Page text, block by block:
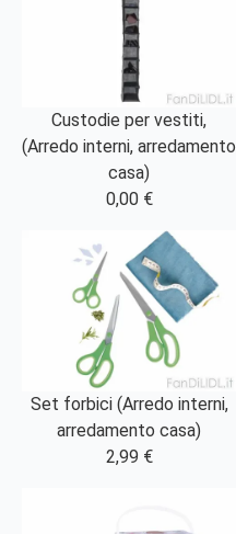
Custodie per vestiti,
(Arredo interni, arredamento
casa)
0,00 €
Set forbici (Arredo interni,
arredamento casa)
2,99 €